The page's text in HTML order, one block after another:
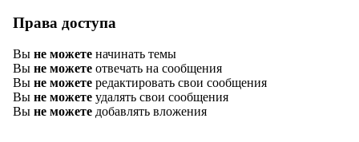
Права доступа
Вы не можете начинать темы
Вы не можете отвечать на сообщения
Вы не можете редактировать свои сообщения
Вы не можете удалять свои сообщения
Вы не можете добавлять вложения